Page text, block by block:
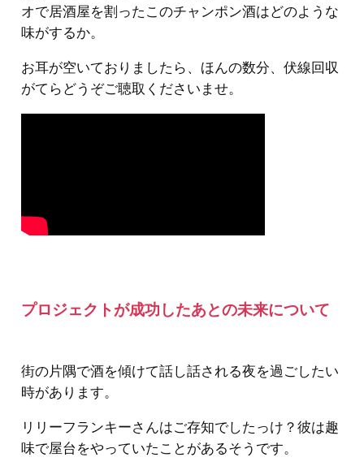
オで居酒屋を割ったこのチャンポン酒はどのような
味がするか。
お耳が空いておりましたら、ほんの数分、伏線回収
がてらどうぞご聴取くださいませ。
プロジェクトが成功したあとの未来について
街の片隅で酒を傾けて話し話される夜を過ごしたい
時があります。
リリーフランキーさんはご存知でしたっけ？彼は趣
味で屋台をやっていたことがあるそうです。